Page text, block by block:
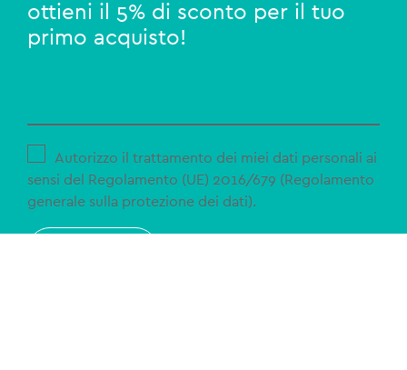
ottieni il 5% di sconto per il tuo
primo acquisto!
Autorizzo il trattamento dei miei dati personali ai
sensi del Regolamento (UE) 2016/679 (Regolamento
generale sulla protezione dei dati).